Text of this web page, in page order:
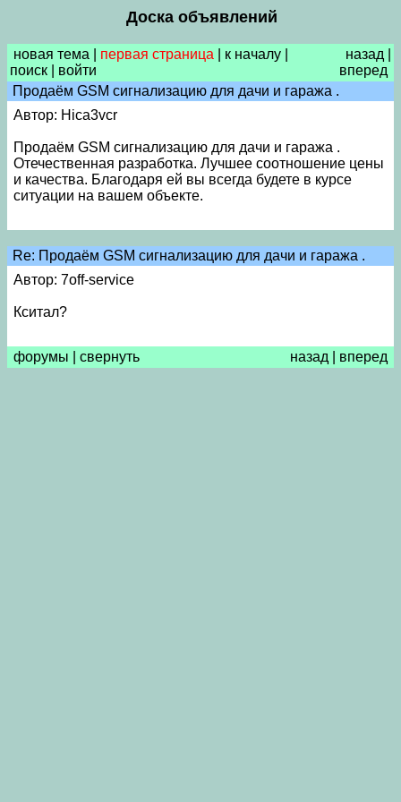
Доска объявлений
новая тема первая страница к началу
поиск
войти
назад
вперед
Продаём GSM сигнализацию для дачи и гаража .
Автор: Hica3vcr
Продаём GSM сигнализацию для дачи и гаража .
Отечественная разработка. Лучшее соотношение цены
и качества. Благодаря ей вы всегда будете в курсе
ситуации на вашем объекте.
Re: Продаём GSM сигнализацию для дачи и гаража .
Автор: 7off-service
Кситал?
форумы свернуть назад вперед